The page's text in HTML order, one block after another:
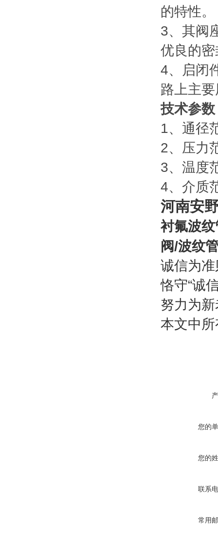
的特性。
3、其阀
优良的
4、启闭
路上主
技术参数
1、通径
2、压力
3、温度
4、介质
河南安
衬氟波
阀/波纹
诚信为
恪守“诚
努力为
本文中
您的
您的
联系
常用